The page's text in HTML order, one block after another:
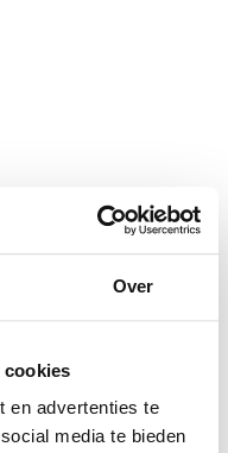
Over
cookies
en advertenties te
media te bieden